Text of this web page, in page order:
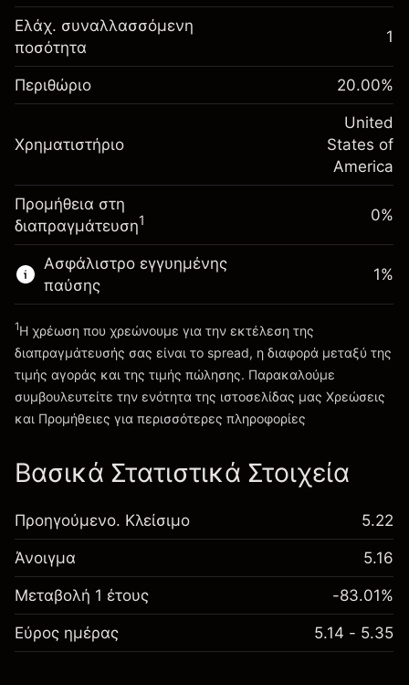
Αναπροσαρμογή
χρηματοδότησης κατά
τη διάρκεια της νύχτας
Χρεώσεις από την πλήρη αξία
της θέσης
%
(-$1.08)
~$5,000.00
Πηγαίνετε στην πλατφόρμα
Περιθώριο. Η επένδυσή
σας
Αναπροσαρμογή
τη διάρκεια της νύχτας
της θέσης
-0.000682
%
(-$0.03)
Μέγεθος διαπραγμάτευσης με μόχλευση
~$5,000.00
Χρήματα από μόχλευση ~
Ελάχ. συναλλασσόμενη
ποσότητα
1
Περιθώριο 20.00%
Χρηματιστήριο
United
States of
America
Προμήθεια στη
διαπραγμάτευση1 0%
Ασφάλιστρο εγγυημένης
παύσης
Χρεώσεις και Τέλη
1%
1Η χρέωση που χρεώνουμε για την εκτέλεση της
διαπραγμάτευσής σας είναι το spread, η διαφορά μεταξύ της
τιμής αγοράς και της τιμής πώλησης. Παρακαλούμε
συμβουλευτείτε την ενότητα της ιστοσελίδας μας Χρεώσεις
και Προμήθειες για περισσότερες πληροφορίες
Βασικά Στατιστικά Στοιχεία
Προηγούμενο. Κλείσιμο 5.22
Άνοιγμα 5.16
Μεταβολή 1 έτους -83.01%
Εύρος ημέρας 5.14 - 5.35